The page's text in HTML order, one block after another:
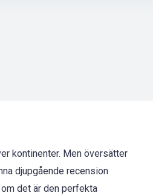
kontinenter. Men översätter
djupgående recension
det är den perfekta